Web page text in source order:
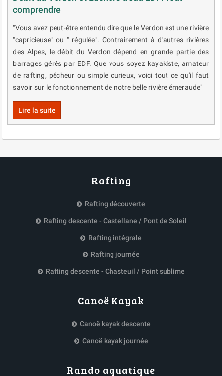
comprendre
"Vous avez peut-être entendu dire que le Verdon est une rivière
"capricieuse" ou " régulée". Contrairement à d'autres rivières
des Alpes, le débit du Verdon dépend en grande partie des
barrages gérés par EDF. Que vous soyez kayakiste, amateur
de rafting, pêcheur ou simple curieux, voici tout ce qu'il faut
savoir sur le fonctionnement de notre belle rivière émeraude"
Lire la suite
Rafting
Rafting découverte
Rafting descente - Castellane / Pont de Soleil
Rafting intégrale
Rafting journée
Rafting descente - Chasteuil / Point sublime
Canoë Kayak
Canoë kayak descente
Canoë kayak journée
Rando aquatique